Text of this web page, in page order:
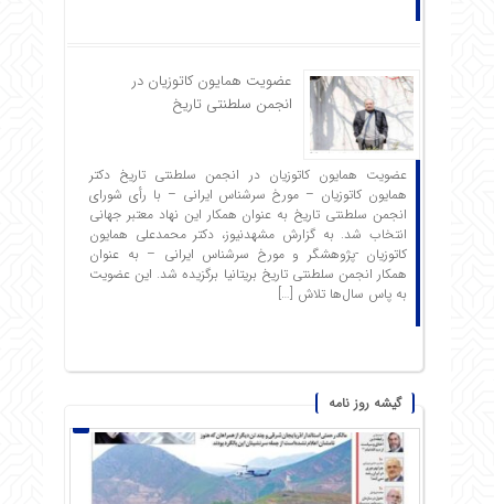
عضویت همایون کاتوزیان در
انجمن سلطنتی تاریخ
عضویت همایون کاتوزیان در انجمن سلطنتی تاریخ دکتر
همایون کاتوزیان – مورخ سرشناس ایرانی – با رأی شورای
انجمن سلطنتی تاریخ به عنوان همکار این نهاد معتبر جهانی
انتخاب شد. به گزارش مشهدنیوز، دکتر محمدعلی همایون
کاتوزیان -پژوهشگر و مورخ سرشناس ایرانی – به عنوان
همکار انجمن سلطنتی تاریخ بریتانیا برگزیده شد. این عضویت
به پاس سال‌ها تلاش […]
گیشه روز نامه